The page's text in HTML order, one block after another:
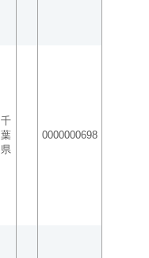
千
葉
県
0000000698